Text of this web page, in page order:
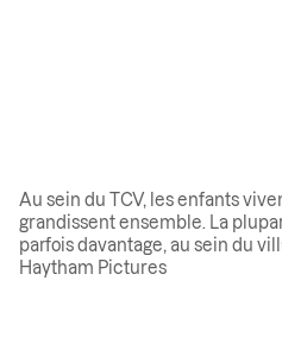
Au sein du TCV, les enfants
grandissent ensemble. La
parfois davantage, au sein du
Haytham Pictures